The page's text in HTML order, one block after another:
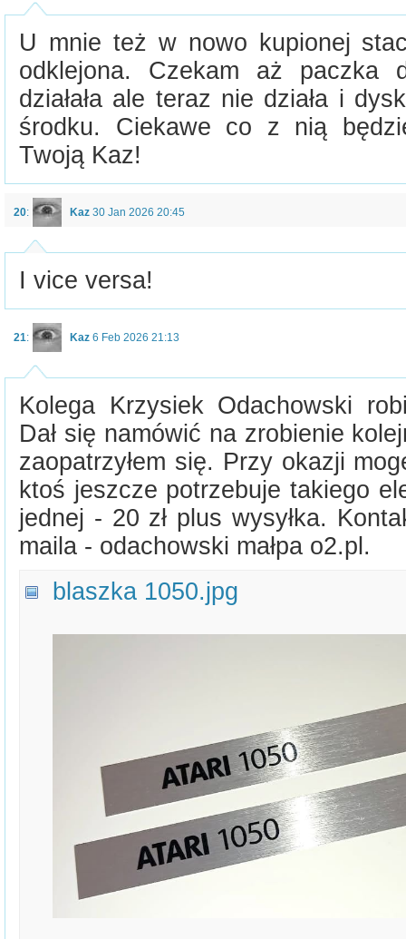
U mnie też w nowo kupionej
odklejona. Czekam aż paczka
działała ale teraz nie działa i
środku. Ciekawe co z nią
Twoją Kaz!
20: Kaz 30 Jan 2026 20:45
I vice versa!
21: Kaz 6 Feb 2026 21:13
Kolega Krzysiek Odachowski
Dał się namówić na zrobienie
zaopatrzyłem się. Przy okazji
ktoś jeszcze potrzebuje takiego
jednej - 20 zł plus wysyłka.
maila - odachowski małpa o2.pl.
blaszka 1050.jpg